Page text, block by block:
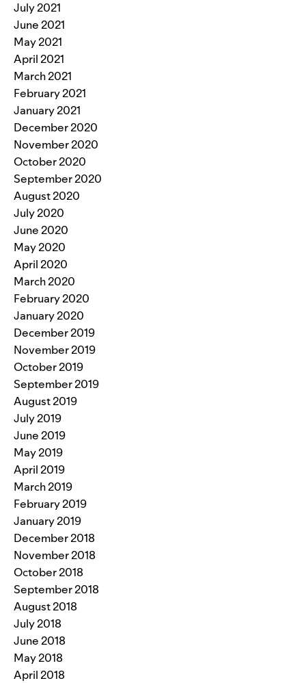
July 2021
June 2021
May 2021
April 2021
March 2021
February 2021
January 2021
December 2020
November 2020
October 2020
September 2020
August 2020
July 2020
June 2020
May 2020
April 2020
March 2020
February 2020
January 2020
December 2019
November 2019
October 2019
September 2019
August 2019
July 2019
June 2019
May 2019
April 2019
March 2019
February 2019
January 2019
December 2018
November 2018
October 2018
September 2018
August 2018
July 2018
June 2018
May 2018
April 2018